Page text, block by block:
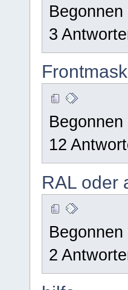
Begonnen
3
Begonnen
12
RAL oder
Begonnen
2